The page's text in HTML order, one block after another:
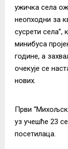
ужичка села
неопходни за
сусрети села”,
минибуса
године, а
очекује се
нових.
Први
уз учешће 23
посетилаца.